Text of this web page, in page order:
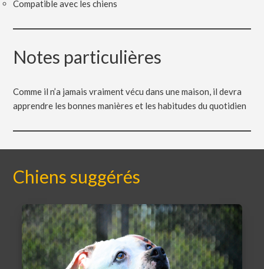
Compatible avec les chiens
Notes particulières
Comme il n’a jamais vraiment vécu dans une maison, il devra
apprendre les bonnes manières et les habitudes du quotidien
Chiens suggérés